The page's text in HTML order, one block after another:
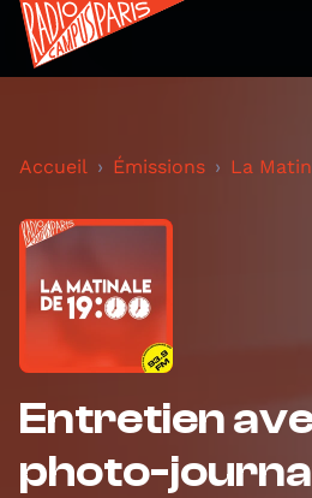
Accueil Émissions La
Entretien
photo-